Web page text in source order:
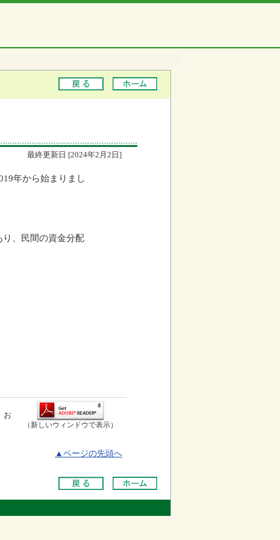
最終更新日 [2024年2月2日]
年から始まりまし
、民間の資金分配
お
（新しいウィンドウで表示）
▲ページの先頭へ